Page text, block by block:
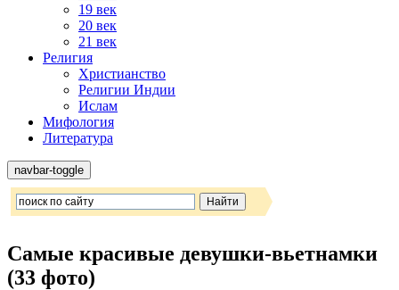
19 век
20 век
21 век
Религия
Христианство
Религии Индии
Ислам
Мифология
Литература
navbar-toggle
Самые красивые девушки-вьетнамки
(33 фото)